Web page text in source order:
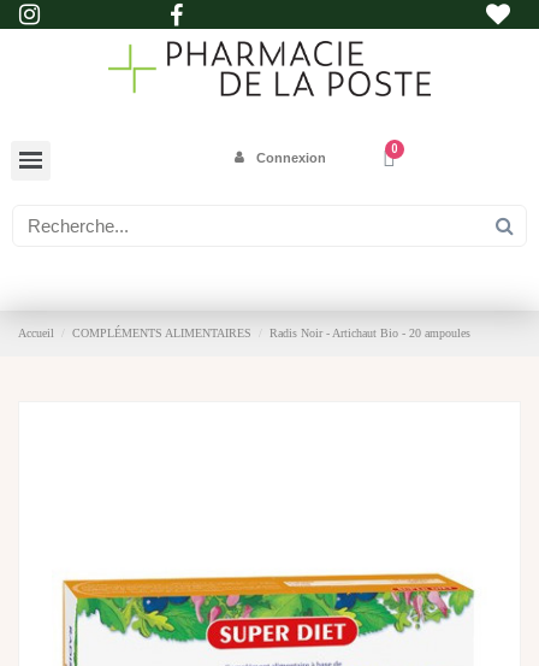
Connexion
Accueil COMPLÉMENTS ALIMENTAIRES Radis Noir - Artichaut Bio - 20 ampoules